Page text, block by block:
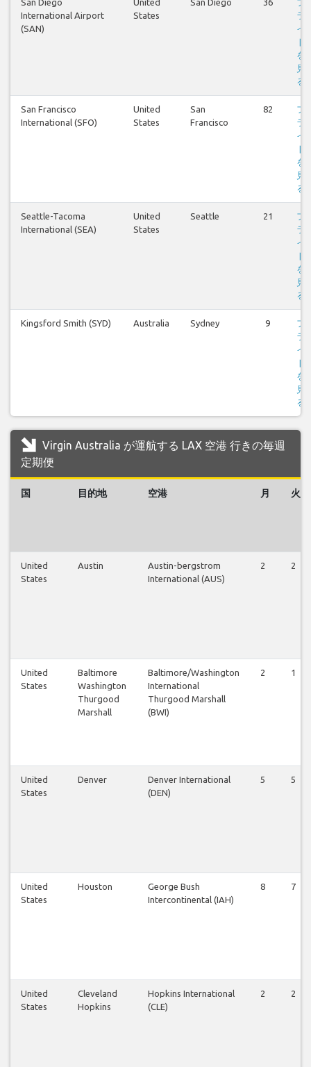
International Airport
(SAN)
States
ラ
イ
ト
を
見
る
San Francisco
International (SFO)
United
States
San
Francisco
82
フ
ラ
イ
ト
を
見
る
Seattle-Tacoma
International (SEA)
United
States
Seattle 21
フ
ラ
イ
ト
を
見
る
Kingsford Smith (SYD) Australia Sydney 9
フ
ラ
イ
ト
を
見
る
Virgin Australia が運航する LAX 空港 行きの毎週
定期便
国 目的地 空港 月 火
United
States
Austin
Austin-bergstrom
International (AUS)
2 2
United
States
Baltimore
Washington
Thurgood
Marshall
Baltimore/Washington
International
Thurgood Marshall
(BWI)
2 1
United
States
Denver
Denver International
(DEN)
5 5
United
States
Houston
George Bush
Intercontinental (IAH)
8 7
United
States
Cleveland
Hopkins
Hopkins International
(CLE)
2 2